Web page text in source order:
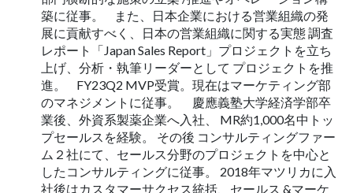
築に従事。 また、日本企業における営業組織の発
展に貢献すべく、日本の営業組織に関する実態 調査
レポート「Japan Sales Report」プロジェクトを立ち
上げ、分析・執筆リーダーとして プロジェクトを推
進。 FY23Q2 MVP受賞。現在はマーケティング部
のマネジメントに従事。 慶應義塾大学経済学部卒
業後、外資系製薬企業へ入社、 MR約1,000名中トッ
プセールスを経験。 その後 コンサルティングファー
ム２社にて、セールス分野のプロジェクトを中心と
したコンサルティングに従事。 2018年マツリカに入
社後はカスタマーサクセス統括、セールス &マーケ